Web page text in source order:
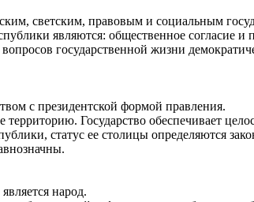
светским, правовым и социальным
являются: общественное согласие и
государственной жизни
с президентской формой правления.
Государство обеспечивает
статус ее столицы определяются
народ.